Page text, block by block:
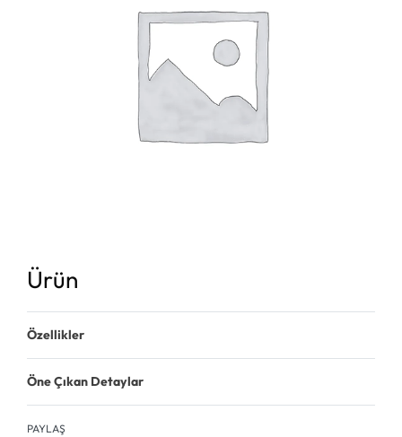
Ürün
Özellikler
Öne Çıkan Detaylar
PAYLAŞ